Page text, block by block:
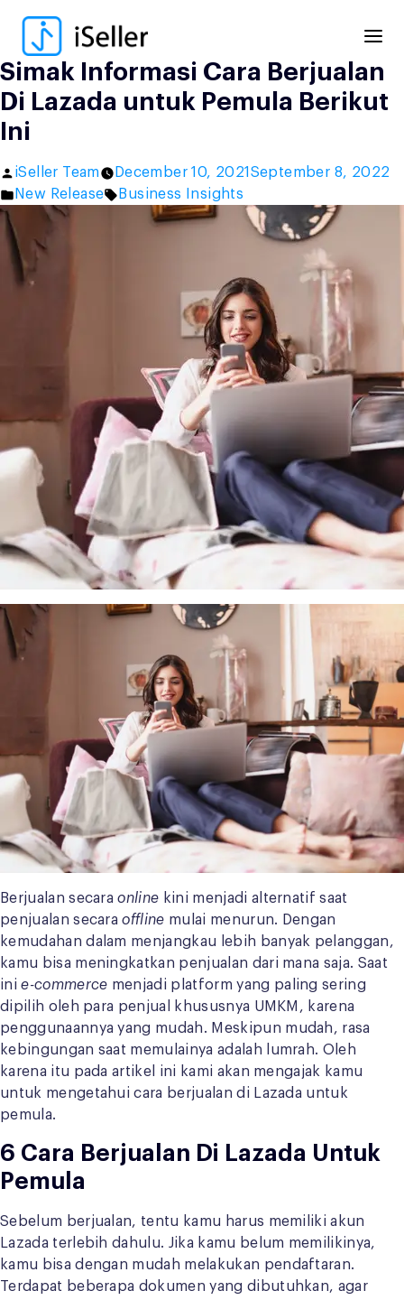
content
Simak Informasi Cara Berjualan
Di Lazada untuk Pemula Berikut
Ini
Posted
by
iSeller Team December 10, 2021 September 8, 2022
Posted
New Release Tags:
Business Insights
Berjualan secaraonline kini menjadi alternatif saat
penjualan secaraoffline mulai menurun. Dengan
kemudahan dalam menjangkau lebih banyak pelanggan,
kamu bisa meningkatkan penjualan dari mana saja. Saat
ini e-commerce menjadi platform yang paling sering
dipilih oleh para penjual khususnya UMKM, karena
penggunaannya yang mudah. Meskipun mudah, rasa
kebingungan saat memulainya adalah lumrah. Oleh
karena itu pada artikel ini kami akan mengajak kamu
untuk mengetahui cara berjualan di Lazada untuk
pemula.
6 Cara Berjualan Di Lazada Untuk
Pemula
Sebelum berjualan, tentu kamu harus memiliki akun
Lazada terlebih dahulu. Jika kamu belum memilikinya,
kamu bisa dengan mudah melakukan pendaftaran.
Terdapat beberapa dokumen yang dibutuhkan, agar